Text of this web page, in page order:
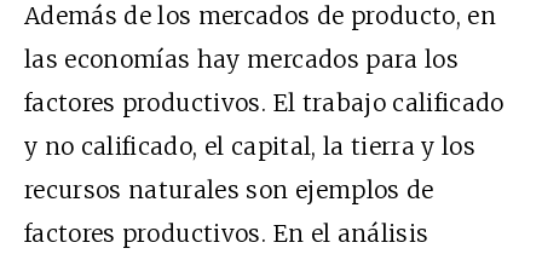
Además de los mercados de producto, en
las economías hay mercados para los
factores productivos. El trabajo calificado
y no calificado, el capital, la tierra y los
recursos naturales son ejemplos de
factores productivos. En el análisis